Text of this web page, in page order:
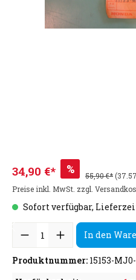
34,90 €* % 55,90 €*
Preise inkl. MwSt. zzgl.
Sofort verfügbar,
In den
Produktnummer: 15153-